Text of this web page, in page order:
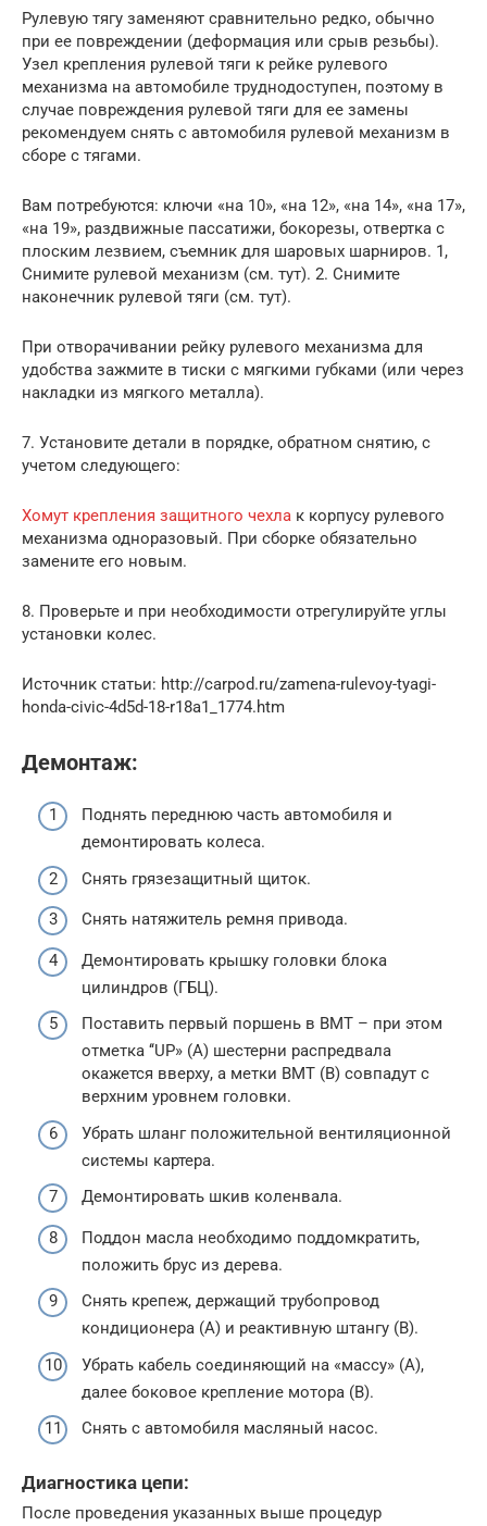
Рулевую тягу заменяют сравнительно редко, обычно
при ее повреждении (деформация или срыв резьбы).
Узел крепления рулевой тяги к рейке рулевого
механизма на автомобиле труднодоступен, поэтому в
случае повреждения рулевой тяги для ее замены
рекомендуем снять с автомобиля рулевой механизм в
сборе с тягами.
Вам потребуются: ключи «на 10», «на 12», «на 14», «на 17»,
«на 19», раздвижные пассатижи, бокорезы, отвертка с
плоским лезвием, съемник для шаровых шарниров. 1,
Снимите рулевой механизм (см. тут). 2. Снимите
наконечник рулевой тяги (см. тут).
При отворачивании рейку рулевого механизма для
удобства зажмите в тиски с мягкими губками (или через
накладки из мягкого металла).
7. Установите детали в порядке, обратном снятию, с
учетом следующего:
Хомут крепления защитного чехла к корпусу рулевого
механизма одноразовый. При сборке обязательно
замените его новым.
8. Проверьте и при необходимости отрегулируйте углы
установки колес.
Источник статьи: http://carpod.ru/zamena-rulevoy-tyagi-
honda-civic-4d5d-18-r18a1_1774.htm
Демонтаж:
Поднять переднюю часть автомобиля и
демонтировать колеса.
Снять грязезащитный щиток.
Снять натяжитель ремня привода.
Демонтировать крышку головки блока
цилиндров (ГБЦ).
Поставить первый поршень в ВМТ – при этом
отметка ‘‘UP» (А) шестерни распредвала
окажется вверху, а метки ВМТ (В) совпадут с
верхним уровнем головки.
Убрать шланг положительной вентиляционной
системы картера.
Демонтировать шкив коленвала.
Поддон масла необходимо поддомкратить,
положить брус из дерева.
Снять крепеж, держащий трубопровод
кондиционера (А) и реактивную штангу (В).
Убрать кабель соединяющий на «массу» (А),
далее боковое крепление мотора (В).
Снять с автомобиля масляный насос.
Диагностика цепи:
После проведения указанных выше процедур